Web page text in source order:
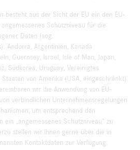
besteht aus der Sicht der EU ein den EU-
Schutzniveau für die
Daten (sog.
Andorra, Argentinien, Kanada
Guernsey, Israel, Isle of Man, Japan,
Südkorea, Uruguay, Vereinigtes
Staaten von Amerika (USA, eingeschränkt).
wir die Anwendung von EU-
verbindlichen Unternehmensregelungen
um entsprechend den
ein „angemessenes Schutzniveau“ zu
stellen wir Ihnen gerne über die in
Kontaktdaten zur Verfügung.